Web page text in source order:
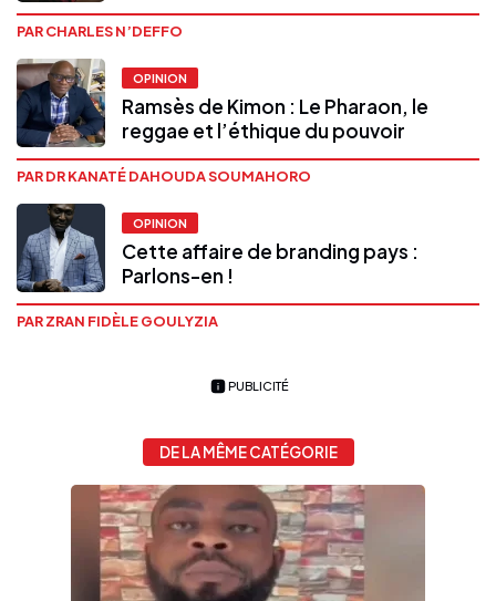
PAR CHARLES N’DEFFO
OPINION
Ramsès de Kimon : Le Pharaon, le
reggae et l’éthique du pouvoir
PAR DR KANATÉ DAHOUDA SOUMAHORO
OPINION
Cette affaire de branding pays :
Parlons-en !
PAR ZRAN FIDÈLE GOULYZIA
PUBLICITÉ
DE LA MÊME CATÉGORIE